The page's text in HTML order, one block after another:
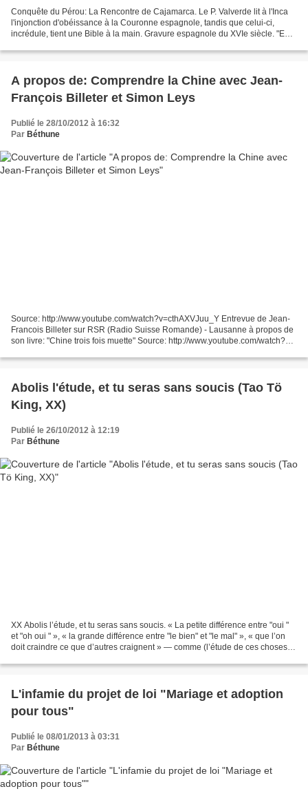
Conquête du Pérou: La Rencontre de Cajamarca. Le P. Valverde lit à l'Inca
l'injonction d'obéissance à la Couronne espagnole, tandis que celui-ci,
incrédule, tient une Bible à la main. Gravure espagnole du XVIe siècle. "En
A propos de: Comprendre la Chine avec Jean-
François Billeter et Simon Leys
Publié le 28/10/2012 à 16:32
Par Béthune
Source: http://www.youtube.com/watch?v=cthAXVJuu_Y Entrevue de Jean-
Francois Billeter sur RSR (Radio Suisse Romande) - Lausanne à propos de
son livre: "Chine trois fois muette" Source: http://www.youtube.com/watch?
Abolis l'étude, et tu seras sans soucis (Tao Tö
King, XX)
Publié le 26/10/2012 à 12:19
Par Béthune
XX Abolis l’étude, et tu seras sans soucis. « La petite différence entre "oui "
et "oh oui " », « la grande différence entre "le bien" et "le mal" », « que l’on
doit craindre ce que d’autres craignent » — comme (l’étude de ces choses)
L'infamie du projet de loi "Mariage et adoption
pour tous"
Publié le 08/01/2013 à 03:31
Par Béthune